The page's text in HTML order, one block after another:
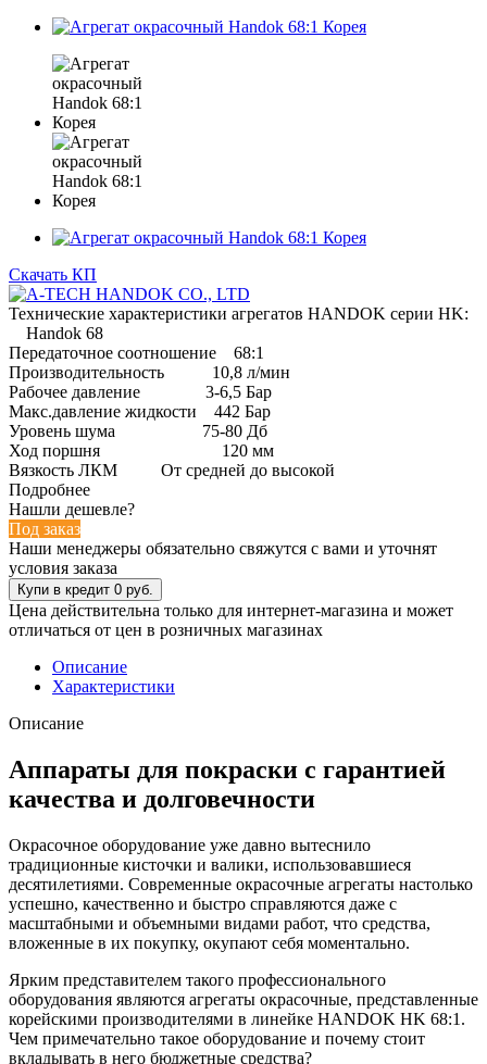
Скачать КП
Технические характеристики агрегатов HANDOK серии HK:
Handok 68
Передаточное соотношение 68:1
Производительность 10,8 л/мин
Рабочее давление 3-6,5 Бар
Макс.давление жидкости 442 Бар
Уровень шума 75-80 Дб
Ход поршня 120 мм
Вязкость ЛКМ От средней до высокой
Подробнее
Нашли дешевле?
Под заказ
Наши менеджеры обязательно свяжутся с вами и уточнят
условия заказа
Цена действительна только для интернет-магазина и может
отличаться от цен в розничных магазинах
Описание
Характеристики
Описание
Аппараты для покраски с гарантией
качества и долговечности
Окрасочное оборудование уже давно вытеснило
традиционные кисточки и валики, использовавшиеся
десятилетиями. Современные окрасочные агрегаты настолько
успешно, качественно и быстро справляются даже с
масштабными и объемными видами работ, что средства,
вложенные в их покупку, окупают себя моментально.
Ярким представителем такого профессионального
оборудования являются агрегаты окрасочные, представленные
корейскими производителями в линейке HANDOK HK 68:1.
Чем примечательно такое оборудование и почему стоит
вкладывать в него бюджетные средства?